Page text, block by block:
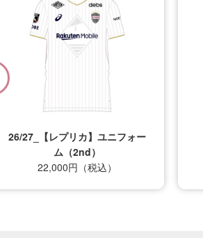
26/27_キッズTシャツ
12,500円（税込）